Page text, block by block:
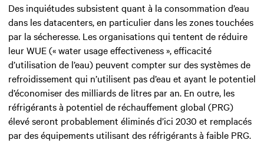
Des inquiétudes subsistent quant à la consommation d’eau
dans les datacenters, en particulier dans les zones touchées
par la sécheresse. Les organisations qui tentent de réduire
leur WUE (« water usage effectiveness », efficacité
d’utilisation de l’eau) peuvent compter sur des systèmes de
refroidissement qui n’utilisent pas d’eau et ayant le potentiel
d’économiser des milliards de litres par an. En outre, les
réfrigérants à potentiel de réchauffement global (PRG)
élevé seront probablement éliminés d’ici 2030 et remplacés
par des équipements utilisant des réfrigérants à faible PRG.